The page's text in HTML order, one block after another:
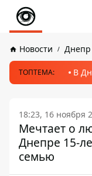
Новости Днепр
ТОПТЕМА: В
18:23, 16 ноября
Мечтает о
Днепре 15-
семью